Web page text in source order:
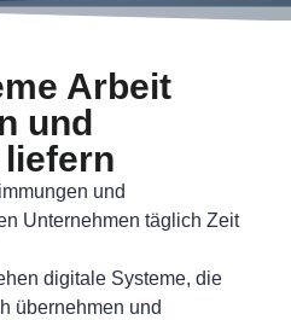
Arbeit
und
und
Unternehmen täglich Zeit
digitale Systeme, die
übernehmen und